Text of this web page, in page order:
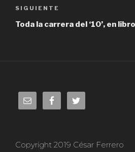
Siguiente
entrada
SIGUIENTE
Toda la carrera del ‘10’, en
Copyright 2019 César Ferrero